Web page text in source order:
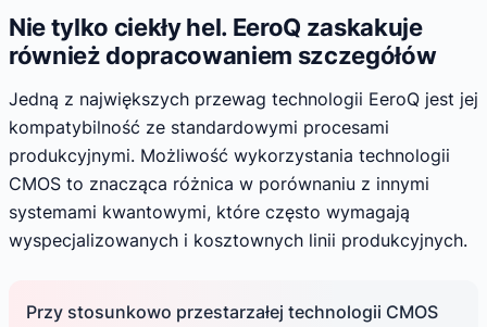
Nie tylko ciekły hel. EeroQ zaskakuje
również dopracowaniem szczegółów
Jedną z największych przewag technologii EeroQ jest jej
kompatybilność ze standardowymi procesami
produkcyjnymi. Możliwość wykorzystania technologii
CMOS to znacząca różnica w porównaniu z innymi
systemami kwantowymi, które często wymagają
wyspecjalizowanych i kosztownych linii produkcyjnych.
Przy stosunkowo przestarzałej technologii CMOS